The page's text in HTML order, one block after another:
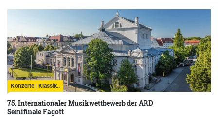
Konzerte | Klassik..
75. Internationaler Musikwettbewerb der ARD
Semifinale Fagott